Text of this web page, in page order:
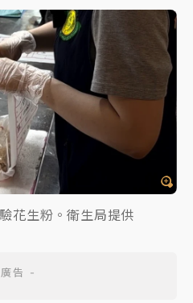
花生粉。衛生局提供